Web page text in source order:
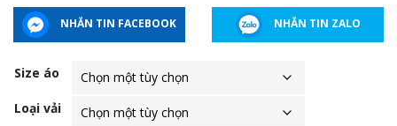
NHẮN TIN FACEBOOK NHẮN TIN ZALO
Size áo
Loại vải